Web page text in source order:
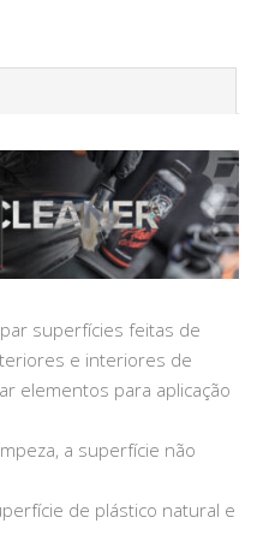
superfícies feitas de
e interiores de
elementos para aplicação
a superfície não
de plástico natural e